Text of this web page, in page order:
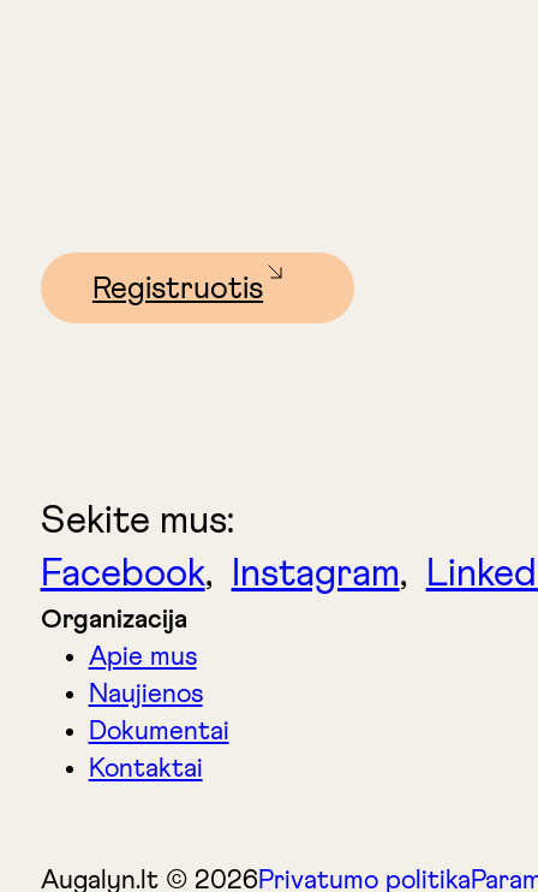
Registruotis
Sekite mus:
Facebook, Instagram,
Organizacija
Apie mus
Naujienos
Dokumentai
Kontaktai
Augalyn.lt © 2026Privatumo politika